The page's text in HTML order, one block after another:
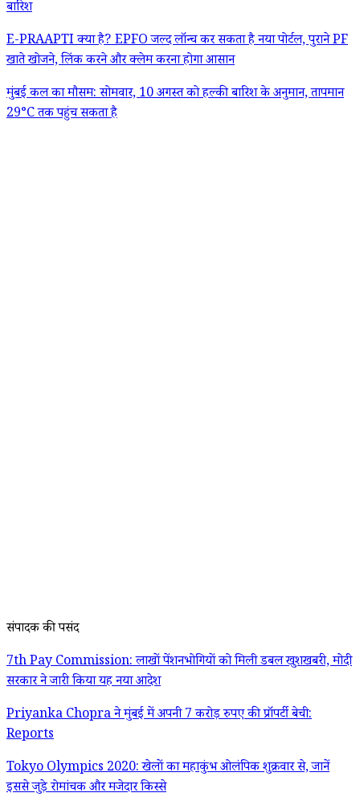
बारिश
E-PRAAPTI क्या है? EPFO जल्द लॉन्च कर सकता है नया पोर्टल, पुराने PF
खाते खोजने, लिंक करने और क्लेम करना होगा आसान
मुंबई कल का मौसम: सोमवार, 10 अगस्त को हल्की बारिश के अनुमान, तापमान
29°C तक पहुंच सकता है
संपादक की पसंद
7th Pay Commission: लाखों पेंशनभोगियों को मिली डबल खुशखबरी, मोदी
सरकार ने जारी किया यह नया आदेश
Priyanka Chopra ने मुंबई में अपनी 7 करोड़ रुपए की प्रॉपर्टी बेची:
Reports
Tokyo Olympics 2020: खेलों का महाकुंभ ओलंपिक शुक्रवार से, जानें
इससे जुड़े रोमांचक और मजेदार किस्से